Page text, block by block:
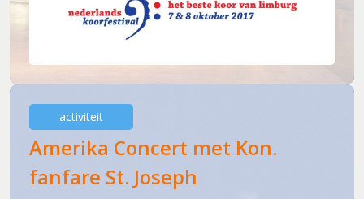
activiteit
Amerika Concert met Kon.
fanfare St. Joseph